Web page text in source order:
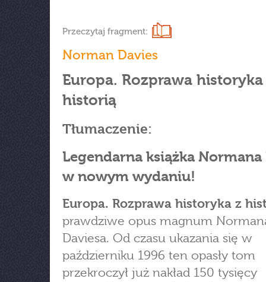
Przeczytaj fragment:
Norman Davies
Europa. Rozprawa historyka
historią
Tłumaczenie:
Legendarna książka Normana
w nowym wydaniu!
Europa. Rozprawa historyka z
prawdziwe opus magnum
Daviesa. Od czasu ukazania się w
październiku 1996 ten opasły tom
przekroczył już nakład 150 tysięcy